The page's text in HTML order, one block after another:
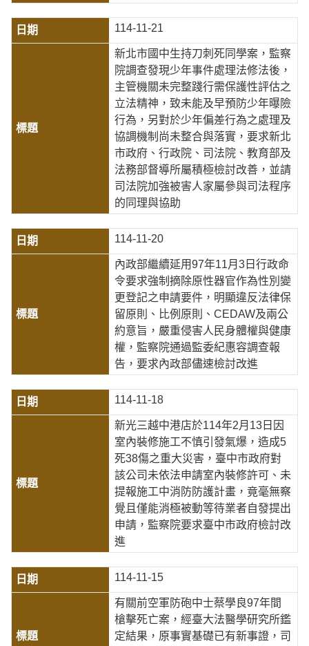
114-11-21
新北市國中生持刀刺死同學案，監察
院調查發現少年事件處理法修法後，
主管機關未完整踐行需保護性評估之
立法精神，致未能及早預防少年曝險
行為，另對於少年偏差行為之處理及
協調機制尚未整合與落實，要求新北
市政府、行政院、司法院、教育部及
法務部督導所屬積極檢討改善，並請
司法院加強被害人家屬參與司法程序
的同理與協助
114-11-20
內政部繼續延用97年11月3日行政命
令要求強制摘除原性器官作為性別變
更登記之申請要件，明顯違反法律保
留原則、比例原則、CEDAW及兩公
約意旨，嚴重侵害人民身體權與健康
權，監察院通過監委紀惠容調查報
告，要求內政部儘速檢討改進
114-11-18
新光三越中港店於114年2月13日因
室內裝修施工不慎引發氣爆，造成5
死38傷之重大災害，臺中市政府對
該公司未依法申請室內裝修許可、未
提報施工中消防防護計畫，竟毫無察
覺且僅能消極被動等待業者自發提出
申請，監察院要求臺中市政府檢討改
進
114-11-15
有關前空軍防砲中士蔡學良97年間
槍擊死亡案，經臺大法醫學研究所鑑
定結果，原事實基礎已有新事證，司